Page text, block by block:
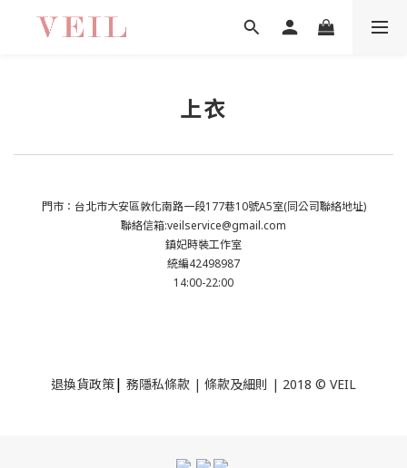
上衣
門市：台北市大安區敦化南路一段177巷10號A5室(同公司聯絡地址)
聯絡信箱:veilservice@gmail.com
鎮妃時裝工作室
統編42498987
14:00-22:00
退換貨政策| 務隱私條款 | 條款及細則 | 2018 © VEIL